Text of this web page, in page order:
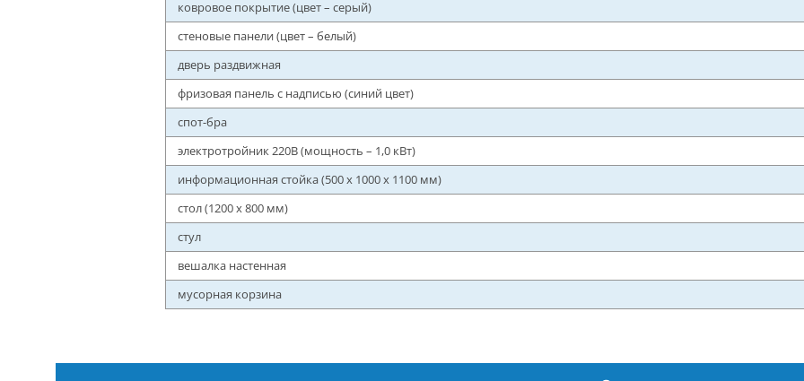
ковровое покрытие (цвет – серый)
стеновые панели (цвет – белый)
дверь раздвижная
фризовая панель с надписью (синий цвет)
спот-бра
электротройник 220В (мощность – 1,0 кВт)
информационная стойка (500 x 1000 x 1100 мм)
стол (1200 x 800 мм)
стул
вешалка настенная
мусорная корзина